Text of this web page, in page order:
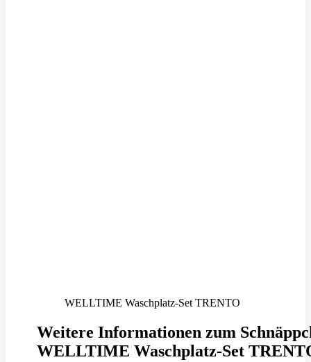
WELLTIME Waschplatz-Set TRENTO
Weitere Informationen zum
WELLTIME Waschplatz-Set